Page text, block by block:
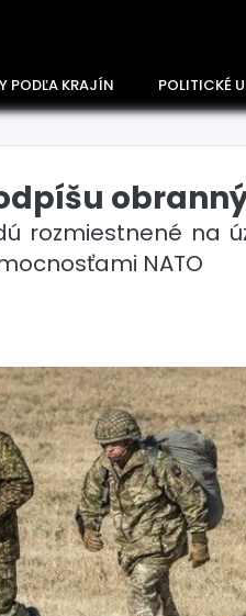
PODĽA KRAJÍN POLITICKÉ
rozmiestnené na
NATO